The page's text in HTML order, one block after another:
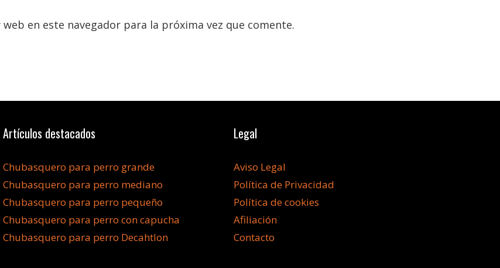
en este navegador para la próxima vez que comente.
Artículos destacados
Chubasquero para perro grande
Chubasquero para perro mediano
Chubasquero para perro pequeño
Chubasquero para perro con capucha
Chubasquero para perro Decahtlon
Legal
Aviso Legal
Política de Privacidad
Política de cookies
Afiliación
Contacto